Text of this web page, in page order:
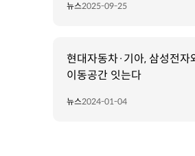
뉴스2025-09-25
현대자동차·기아, 삼성전
이동공간 잇는다
뉴스2024-01-04